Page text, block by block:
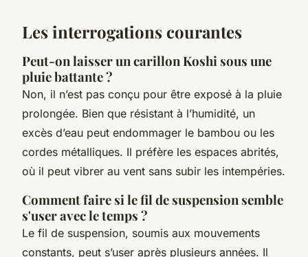
Les interrogations courantes
Peut-on laisser un carillon Koshi sous une
pluie battante ?
Non, il n’est pas conçu pour être exposé à la pluie
prolongée. Bien que résistant à l’humidité, un
excès d’eau peut endommager le bambou ou les
cordes métalliques. Il préfère les espaces abrités,
où il peut vibrer au vent sans subir les intempéries.
Comment faire si le fil de suspension semble
s'user avec le temps ?
Le fil de suspension, soumis aux mouvements
constants, peut s’user après plusieurs années. Il